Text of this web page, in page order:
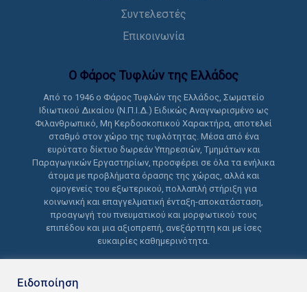
Συντελεστές
Επικοινωνία
Ο Φάρος Τυφλών της Ελλάδoς
Από το 1946 ο Φάρος Τυφλών της Ελλάδος, Σωματείο
Ιδιωτικού Δικαίου (Ν.Π.Ι.Δ.) Ειδικώς Αναγνωρισμένο ως
Φιλανθρωπικό, Μη Κερδοσκοπικού Χαρακτήρα, αποτελεί
σταθμό στον χώρο της τυφλότητας. Μέσα από ένα
ευρύτατο δίκτυο δωρεάν Υπηρεσιών, Τμημάτων και
Παραγωγικών Εργαστηρίων, προσφέρει σε όλα τα ενήλικα
άτομα με προβλήματα όρασης της χώρας, αλλά και
ομογενείς του εξωτερικού, πολλαπλή στήριξη για
κοινωνική και επαγγελματική ένταξη-αποκατάσταση,
προαγωγή του πνευματικού και μορφωτικού τους
επιπέδου και μια αξιοπρεπή, ανεξάρτητη και με ίσες
ευκαιρίες καθημερινότητα.
Ειδοποίηση